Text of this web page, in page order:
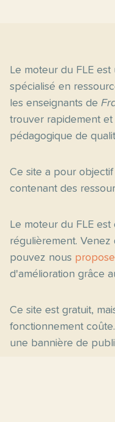
Le moteur du FLE
spécialisé en
les enseignants de
trouver rapidement
pédagogique de
Ce site a pour
contenant des
Le moteur du FLE
régulièrement. Venez
pouvez nous
d'amélioration grâce
Ce site est gratuit,
fonctionnement
une bannière de